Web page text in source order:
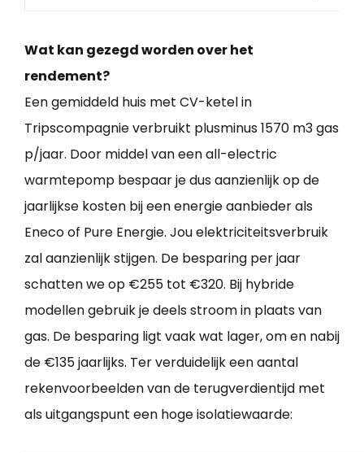
Wat kan gezegd worden over het
rendement?
Een gemiddeld huis met CV-ketel in
Tripscompagnie verbruikt plusminus 1570 m3 gas
p/jaar. Door middel van een all-electric
warmtepomp bespaar je dus aanzienlijk op de
jaarlijkse kosten bij een energie aanbieder als
Eneco of Pure Energie. Jou elektriciteitsverbruik
zal aanzienlijk stijgen. De besparing per jaar
schatten we op €255 tot €320. Bij hybride
modellen gebruik je deels stroom in plaats van
gas. De besparing ligt vaak wat lager, om en nabij
de €135 jaarlijks. Ter verduidelijk een aantal
rekenvoorbeelden van de terugverdientijd met
als uitgangspunt een hoge isolatiewaarde: